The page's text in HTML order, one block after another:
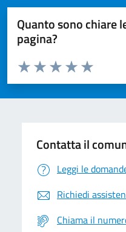
Quanto sono chiare
pagina?
Valuta da 1 a 5 stelle la pagina
Valuta 5
Valuta 4 stelle
Valuta 3 stelle su
Valuta 2 stelle su 5
Valuta 1 stelle su 5
Contatta il
Leggi le
Richiedi
Chiama il